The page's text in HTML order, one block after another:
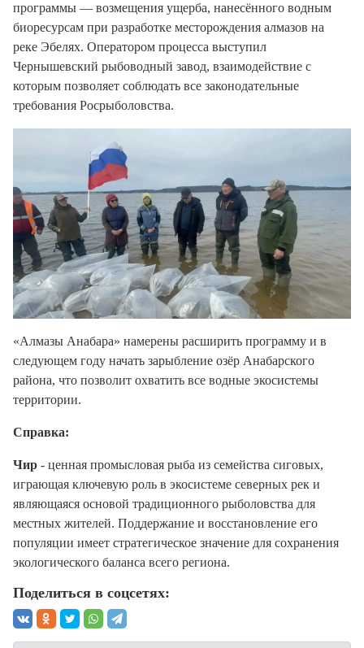
программы — возмещения ущерба, нанесённого водным
биоресурсам при разработке месторождения алмазов на
реке Эбелях. Оператором процесса выступил
Чернышевский рыбоводный завод, взаимодействие с
которым позволяет соблюдать все законодательные
требования Росрыболовства.
«Алмазы Анабара» намерены расширить программу и в
следующем году начать зарыбление озёр Анабарского
района, что позволит охватить все водные экосистемы
территории.
Справка:
Чир - ценная промысловая рыба из семейства сиговых,
играющая ключевую роль в экосистеме северных рек и
являющаяся основой традиционного рыболовства для
местных жителей. Поддержание и восстановление его
популяции имеет стратегическое значение для сохранения
экологического баланса всего региона.
Поделиться в соцсетях: